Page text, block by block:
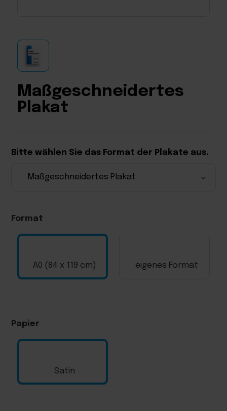
Maßgeschneidertes
Plakat
Bitte wählen Sie das Format der Plakate aus.
Format
A0 (84 x 119 cm) eigenes Format
Breite (cm)
Papier
Satin